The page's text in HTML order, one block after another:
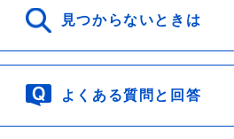
見つからないときは
よくある質問と回答